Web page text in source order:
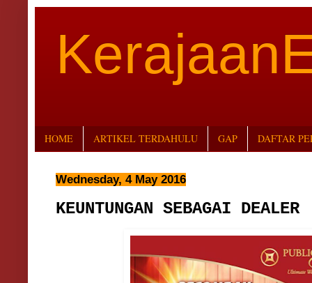
HOME ARTIKEL TERDAHULU GAP DAFTAR
Wednesday, 4 May 2016
KEUNTUNGAN SEBAGAI DEALER